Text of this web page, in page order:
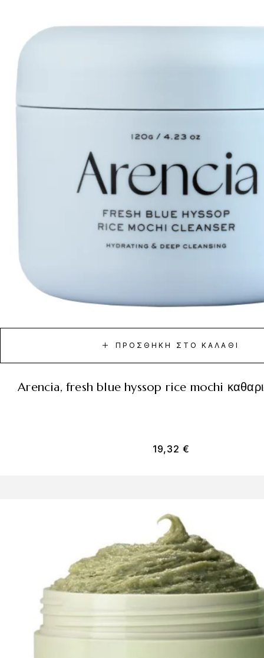
ΠΡΟΣΘΉΚΗ ΣΤΟ ΚΑΛΆΘΙ
arencia, fresh blue hyssop rice mochi
19,32 €